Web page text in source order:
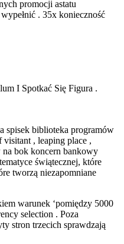
promocji astatu
. 35x konieczność
I Spotkać Się Figura .
spisek biblioteka programów
, leaping place ,
na bok koncern bankowy
świątecznej, które
tworzą niezapomniane
warunek ‘pomiędzy 5000
selection . Poza
stron trzecich sprawdzają